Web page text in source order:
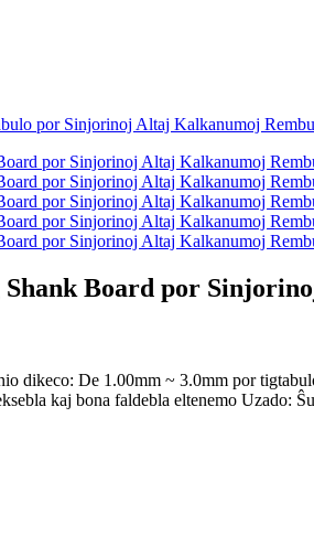
Shank Board por
dikeco: De 1.00mm ~ 3.0mm por
kaj bona faldebla eltenemo Uzado: